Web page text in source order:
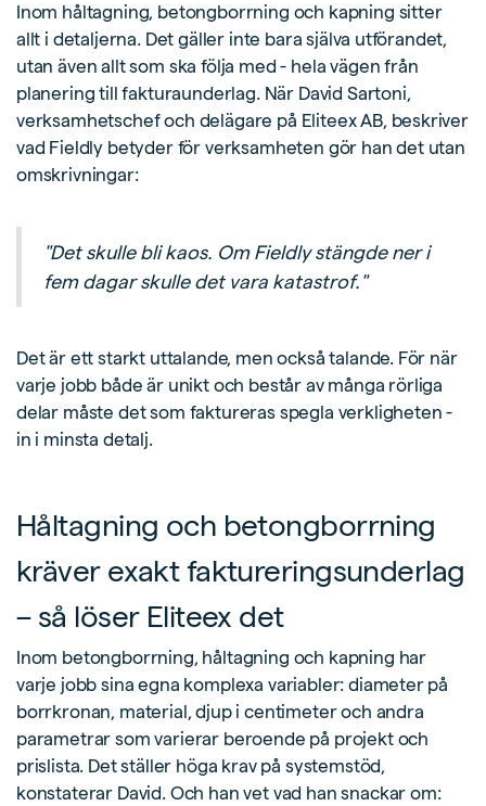
Inom håltagning, betongborrning och kapning sitter
allt i detaljerna. Det gäller inte bara själva utförandet,
utan även allt som ska följa med - hela vägen från
planering till fakturaunderlag. När David Sartoni,
verksamhetschef och delägare på Eliteex AB, beskriver
vad Fieldly betyder för verksamheten gör han det utan
omskrivningar:
"Det skulle bli kaos. Om Fieldly stängde ner i
fem dagar skulle det vara katastrof."
Det är ett starkt uttalande, men också talande. För när
varje jobb både är unikt och består av många rörliga
delar måste det som faktureras spegla verkligheten -
in i minsta detalj.
Håltagning och betongborrning
kräver exakt faktureringsunderlag
– så löser Eliteex det
Inom betongborrning, håltagning och kapning har
varje jobb sina egna komplexa variabler: diameter på
borrkronan, material, djup i centimeter och andra
parametrar som varierar beroende på projekt och
prislista. Det ställer höga krav på systemstöd,
konstaterar David. Och han vet vad han snackar om: